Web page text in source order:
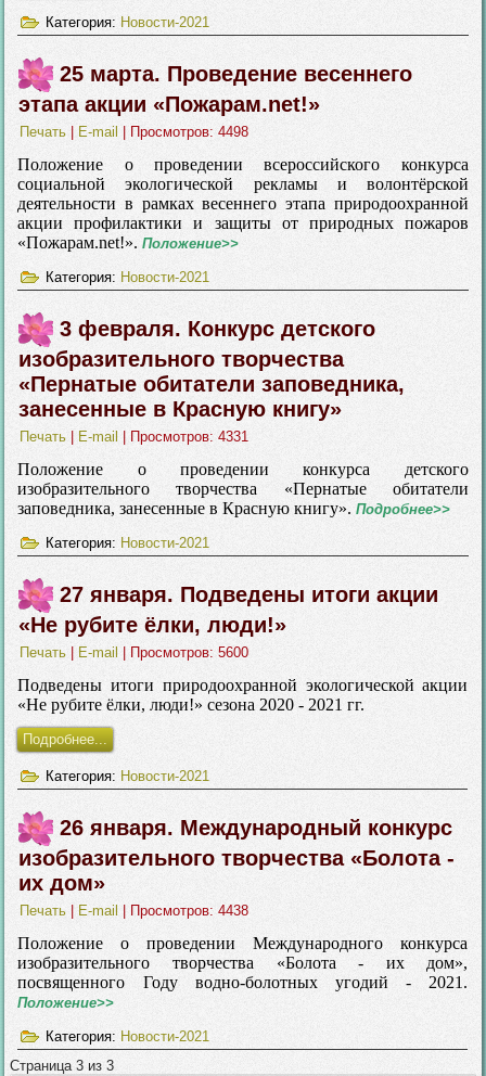
Категория: Новости-2021
25 марта. Проведение весеннего
этапа акции «Пожарам.net!»
Печать E-mail | Просмотров: 4498
Положение о проведении всероссийского конкурса
социальной экологической рекламы и волонтёрской
деятельности в рамках весеннего этапа природоохранной
акции профилактики и защиты от природных пожаров
«Пожарам.net!».Положение>>
Категория: Новости-2021
3 февраля. Конкурс детского
изобразительного творчества
«Пернатые обитатели заповедника,
занесенные в Красную книгу»
Печать E-mail | Просмотров: 4331
Положение о проведении конкурса детского
изобразительного творчества «Пернатые обитатели
заповедника, занесенные в Красную книгу».Подробнее>>
Категория: Новости-2021
27 января. Подведены итоги акции
«Не рубите ёлки, люди!»
Печать E-mail | Просмотров: 5600
Подведены итоги природоохранной экологической акции
«Не рубите ёлки, люди!» сезона 2020 - 2021 гг.
Подробнее...
Категория: Новости-2021
26 января. Международный конкурс
изобразительного творчества «Болота -
их дом»
Печать E-mail | Просмотров: 4438
Положение о проведении Международного конкурса
изобразительного творчества «Болота - их дом»,
посвященного Году водно-болотных угодий - 2021.
Положение>>
Категория: Новости-2021
Страница 3 из 3